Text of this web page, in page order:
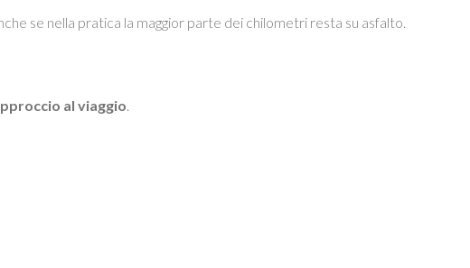
se nella pratica la maggior parte dei chilometri resta su asfalto.
al viaggio.